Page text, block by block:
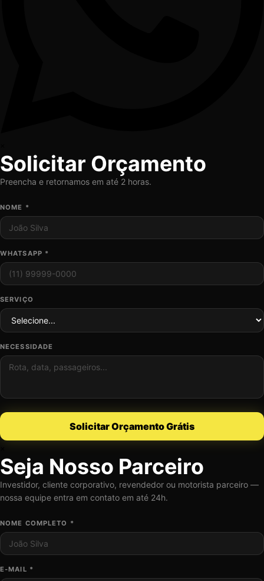
Solicitar Orçamento
Preencha e retornamos em até 2 horas.
NOME *
WHATSAPP *
SERVIÇO
NECESSIDADE
Solicitar Orçamento Grátis
Seja Nosso Parceiro
Investidor, cliente corporativo, revendedor ou motorista parceiro —
nossa equipe entra em contato em até 24h.
NOME COMPLETO *
E-MAIL *